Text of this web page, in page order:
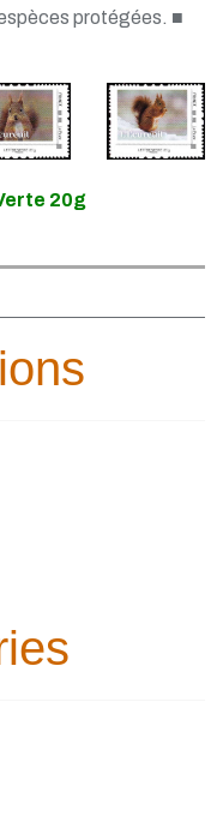
protégées. ■
20g